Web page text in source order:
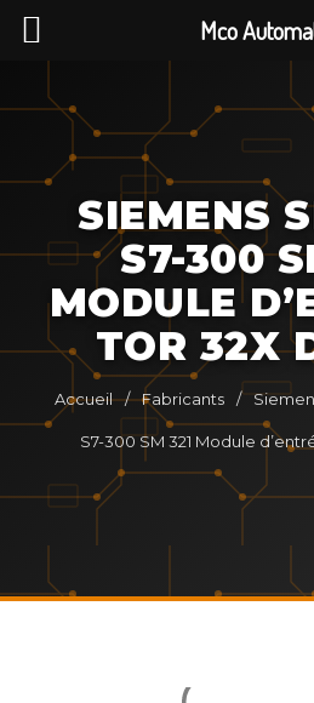
SIEMENS
S7-300
MODULE
TOR 32X
Accueil / Fabricants /
S7-300 SM 321 Module
Mco